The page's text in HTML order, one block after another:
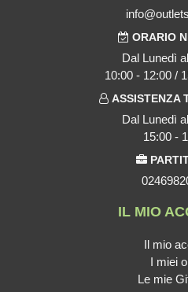
ORARIO
Dal Lunedì
10:00 - 12:00 /
ASSISTENZA
Dal Lunedì
15:00 -
IL MIO
Il mio
I miei
Le mie